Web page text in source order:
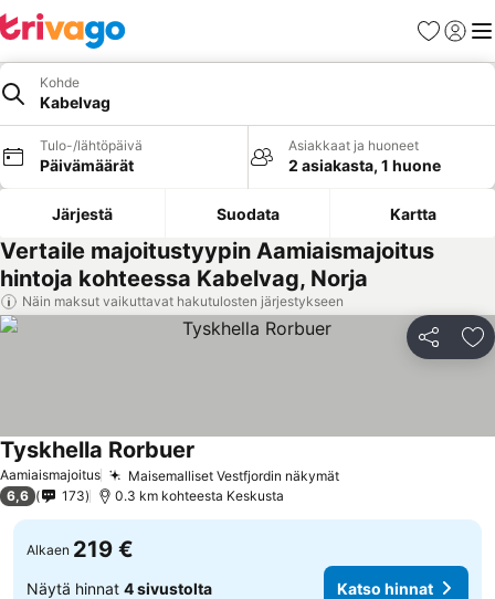
Suosikit
Kohde
Kabelvag
Tulo-/lähtöpäivä
Päivämäärät
Asiakkaat ja huoneet
2 asiakasta, 1 huone
Järjestä Suodata Kartta
Vertaile majoitustyypin Aamiaismajoitus
hintoja kohteessa Kabelvag, Norja
Näin maksut vaikuttavat hakutulosten järjestykseen
Jaa
Aamiaismajoitus Maisemalliset Vestfjordin näkymät
Tyskhella Rorbuer
6,6 173 0.3 km kohteesta Keskusta
Alkaen 219 €
Näytä hinnat 4 sivustolta Katso hinnat